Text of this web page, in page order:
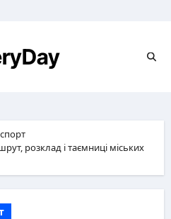
розклад і таємниці міських